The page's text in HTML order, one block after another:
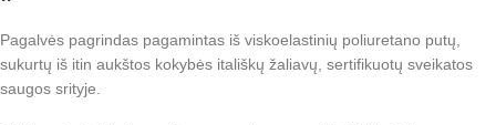
Pagalvės pagrindas pagamintas iš viskoelastinių poliuretano putų,
sukurtų iš itin aukštos kokybės itališkų žaliavų, sertifikuotų sveikatos
saugos srityje.